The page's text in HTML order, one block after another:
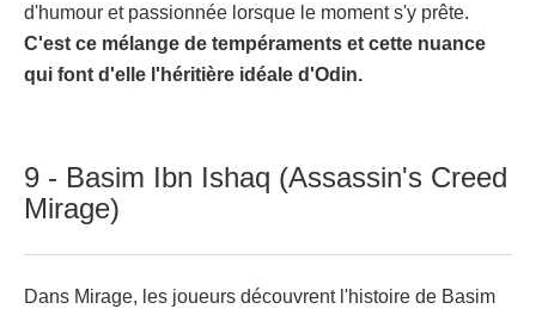
d'humour et passionnée lorsque le moment s'y prête.
C'est ce mélange de tempéraments et cette nuance
qui font d'elle l'héritière idéale d'Odin.
9 - Basim Ibn Ishaq (Assassin's Creed
Mirage)
Dans Mirage, les joueurs découvrent l'histoire de Basim